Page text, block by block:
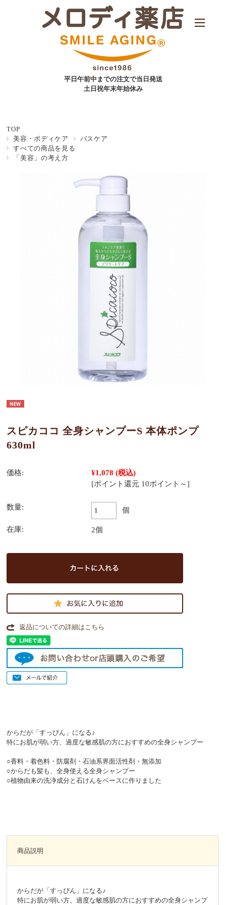
平日午前中までの注文で当日発送
土日祝年末年始休み
TOP
美容・ボディケア
バスケア
すべての商品を見る
「美容」の考え方
スピカココ 全身シャンプーS 本体ポンプ
630ml
価格: ¥1,078 (税込)
[ポイント還元 10ポイント～]
数量: 個
在庫: 2個
返品についての詳細はこちら
からだが「すっぴん」になる♪
特にお肌が弱い方、過度な敏感肌の方におすすめの全身シャンプー
○香料・着色料・防腐剤・石油系界面活性剤・無添加
○からだも髪も、全身使える全身シャンプー
○植物由来の洗浄成分と石けんをベースに作りました
商品説明
からだが「すっぴん」になる♪
特にお肌が弱い方、過度な敏感肌の方におすすめの全身シャンプ